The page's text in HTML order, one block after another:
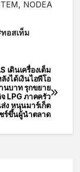
NODEA
อสเท็ม
เดินเครื่องเต็ม
งได้เงินไอพีโอ
นบาท รุกขยาย
จ LPG ภาคครัว
ง หนุนมาร์เก็ต
ร์ขึ้นผู้นำตลาด